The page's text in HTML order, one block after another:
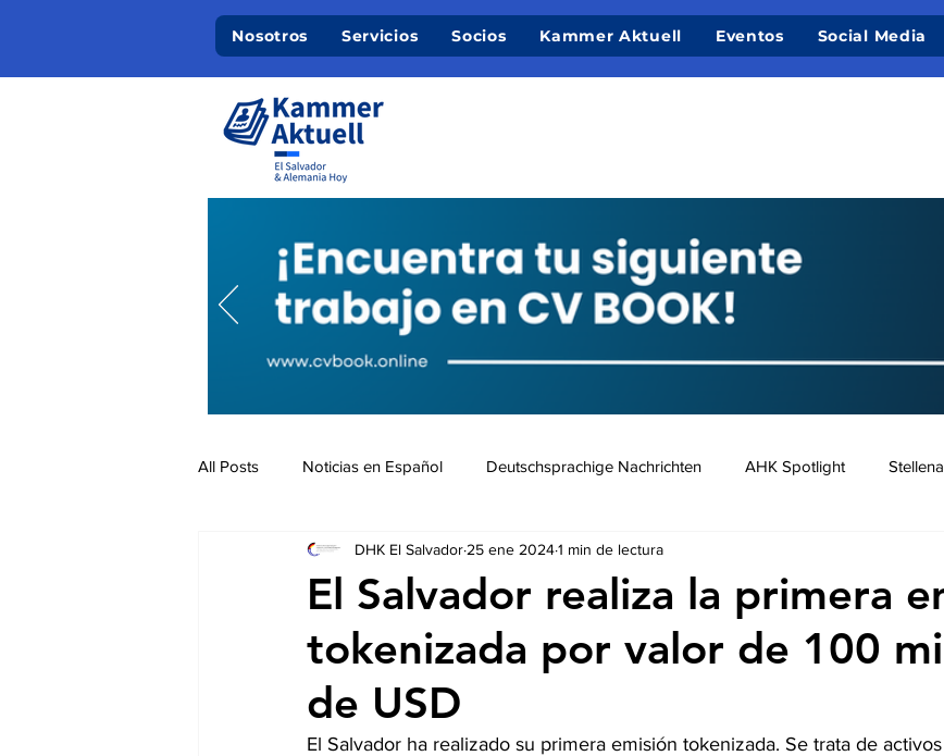
Nosotros Servicios Socios Kammer Aktuell Eventos Social Media
All Posts Noticias en Español Deutschsprachige Nachrichten AHK Spotlight
Auschreibungen Ausschreibungen De nuestros Socios
El Salvador realiza la primera
tokenizada por valor de 100
de USD
DHK El Salvador 25 ene 20241 min de lectura
El Salvador ha realizado su primera emisión tokenizada. Se trata de